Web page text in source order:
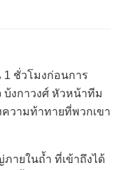
ชั่วโมงก่อนการ
บ้งกาวงศ์ หัวหน้าทีม
วามท้าทายที่พวกเขา
ายในถ้ำ ที่เข้าถึงได้